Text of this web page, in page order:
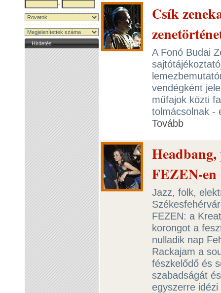
-
Hirdetés
Csík
A Fonó Budai
vendégként
műfajok közti
tolmácsolnak -
Tovább
FEZEN-en
Jazz, folk,
FEZEN: a
korongot a
nulladik nap
Rackajam a
fészkelődő és
szabadságát
egyszerre